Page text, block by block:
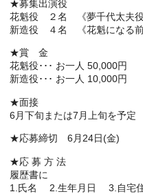
★募集出演役
花魁役 ２名 《夢千代太夫役
新造役 ４名 《花魁になる前
★賞 金
花魁役･･･ お一人 50,000円
新造役･･･ お一人 10,000円
★面接
6月下旬または7月上旬を予定
★応募締切 6月24日(金)
★応 募 方 法
履歴書に
1.氏名 2.生年月日 3.自宅